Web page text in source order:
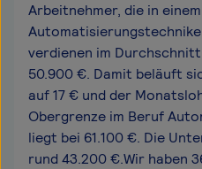
Arbeitnehmer, die in
verdienen im
50.900 €. Damit beläuft
auf 17 € und der
Obergrenze im Beruf
liegt bei 61.100 €. Die
rund 43.200 €.Wir haben